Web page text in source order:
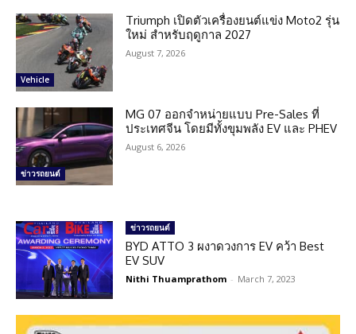
Vehicle
Triumph เปิดตัวเครื่องยนต์แข่ง Moto2 รุ่น
ใหม่ สำหรับฤดูกาล 2027
August 7, 2026
ข่าวรถยนต์
MG 07 ออกจำหน่ายแบบ Pre-Sales ที่
ประเทศจีน โดยมีทั้งขุมพลัง EV และ PHEV
August 6, 2026
ข่าวรถยนต์
BYD ATTO 3 ผงาดวงการ EV คว้า Best
EV SUV
Nithi Thuamprathom - March 7, 2023